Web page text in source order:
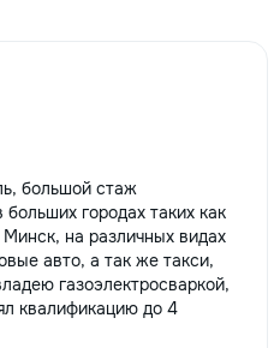
большой стаж
городах таких как
на различных видах
авто, а так же такси,
газоэлектросваркой,
квалификацию до 4